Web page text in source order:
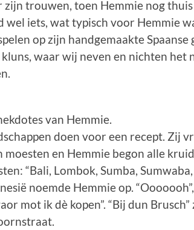
zijn trouwen, toen Hemmie nog
wel iets, wat typisch voor Hemmie
op zijn handgemaakte
waar wij neven en nichten het
van Hemmie.
doen voor een recept. Zij
en Hemmie begon alle
“Bali, Lombok, Sumba,
noemde Hemmie op.
mot ik dè kopen”. “Bij dun